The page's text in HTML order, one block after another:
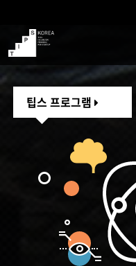
TIPS
팁스 프로그램